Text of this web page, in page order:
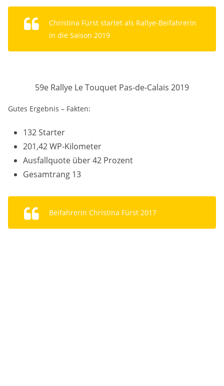
Christina Fürst startet als Rallye-Beifahrerin
in die Saison 2019
59e Rallye Le Touquet Pas-de-Calais 2019
Gutes Ergebnis – Fakten:
132 Starter
201,42 WP-Kilometer
Ausfallquote über 42 Prozent
Gesamtrang 13
Beifahrerin Christina Fürst 2017